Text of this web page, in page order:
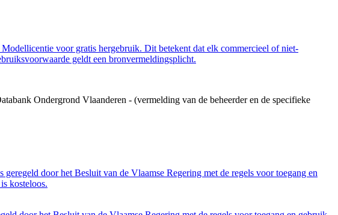
voor gratis hergebruik. Dit betekent dat elk commercieel of niet-
geldt een bronvermeldingsplicht.
Ondergrond Vlaanderen - (vermelding van de beheerder en de specifieke
door het Besluit van de Vlaamse Regering met de regels voor toegang en
kosteloos.